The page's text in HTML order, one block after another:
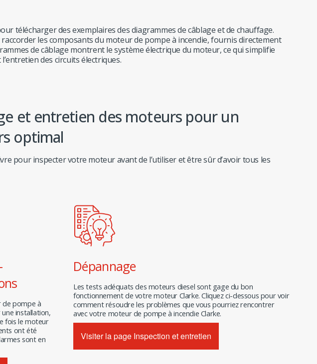
télécharger des exemplaires des diagrammes de câblage et de chauffage.
les composants du moteur de pompe à incendie, fournis directement
de câblage montrent le système électrique du moteur, ce qui simplifie
des circuits électriques.
et entretien des moteurs pour un
optimal
pour inspecter votre moteur avant de l’utiliser et être sûr d’avoir tous les
de pompe à
installation,
fois le moteur
ont été
sont en
Dépannage
Les tests adéquats des moteurs diesel sont gage du bon
fonctionnement de votre moteur Clarke. Cliquez ci-dessous pour voir
comment résoudre les problèmes que vous pourriez rencontrer
avec votre moteur de pompe à incendie Clarke.
Visiter la page Inspection et entretien